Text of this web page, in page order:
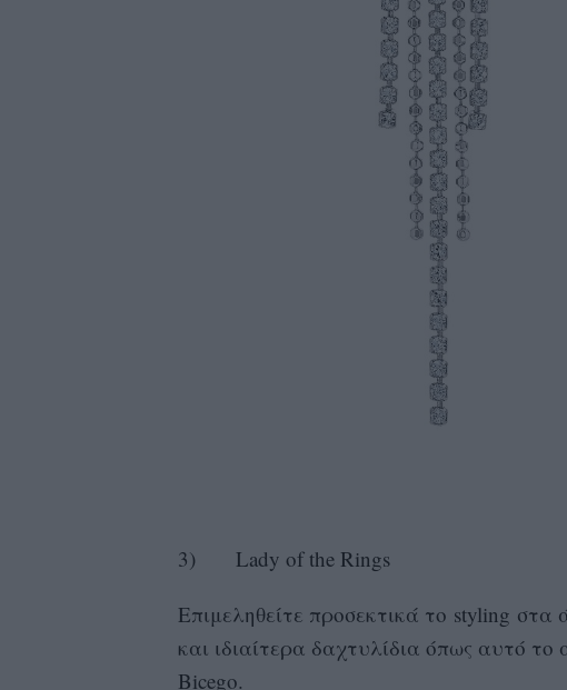
3) Lady of the Rings
Επιμεληθείτε προσεκτικά το styling
και ιδιαίτερα δαχτυλίδια όπως αυτό
Bicego.